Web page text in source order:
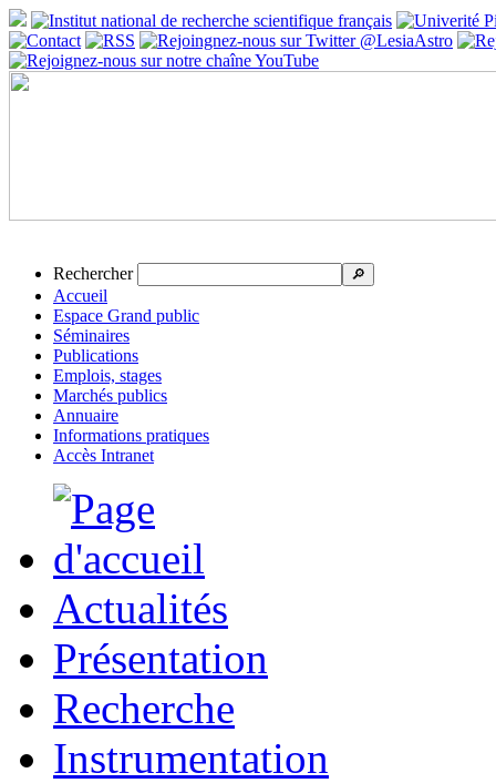
Rechercher 🔎
Accueil
Espace Grand public
Séminaires
Publications
Emplois, stages
Marchés publics
Annuaire
Informations pratiques
Accès Intranet
Actualités
Présentation
Recherche
Instrumentation